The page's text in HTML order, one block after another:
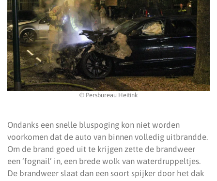
© Persbureau Heitink
Ondanks een snelle bluspoging kon niet worden
voorkomen dat de auto van binnen volledig uitbrandde.
Om de brand goed uit te krijgen zette de brandweer
een ‘fognail’ in, een brede wolk van waterdruppeltjes.
De brandweer slaat dan een soort spijker door het dak